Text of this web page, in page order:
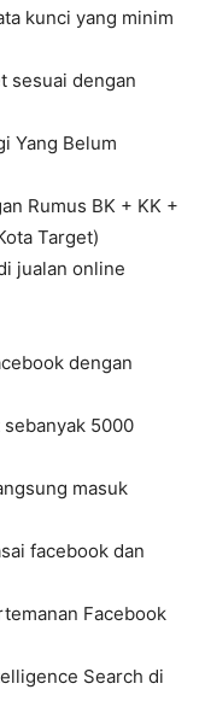
kunci yang minim
sesuai dengan
Yang Belum
Rumus BK + KK +
Target)
jualan online
dengan
5000
masuk
facebook dan
Facebook
Search di